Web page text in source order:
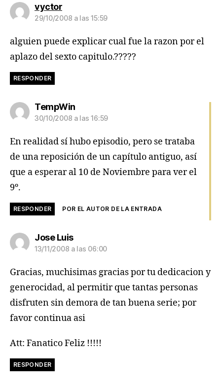
vyctordice:
29/10/2008 a las 15:59
alguien puede explicar cual fue la razon por el
aplazo del sexto capitulo.?????
RESPONDER
TempWindice:
30/10/2008 a las 16:59
En realidad sí hubo episodio, pero se trataba
de una reposición de un capítulo antiguo, así
que a esperar al 10 de Noviembre para ver el
9º.
RESPONDER POR EL AUTOR DE LA ENTRADA
Jose Luisdice:
13/11/2008 a las 06:00
Gracias, muchisimas gracias por tu dedicacion y
generocidad, al permitir que tantas personas
disfruten sin demora de tan buena serie; por
favor continua asi
Att: Fanatico Feliz !!!!!
RESPONDER